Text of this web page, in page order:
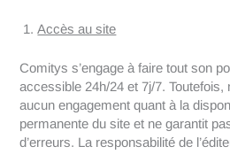
Accès au site
Comitys s’engage à faire tout son
accessible 24h/24 et 7j/7. Toutefois,
aucun engagement quant à la
permanente du site et ne garantit
d’erreurs. La responsabilité de